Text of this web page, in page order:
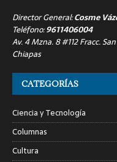
Director General:Cosme
Teléfono:9611406004
Av. 4 Mzna. 8 #112 Fracc.
Chiapas
CATEGORÍAS
Ciencia y Tecnología
Columnas
Cultura